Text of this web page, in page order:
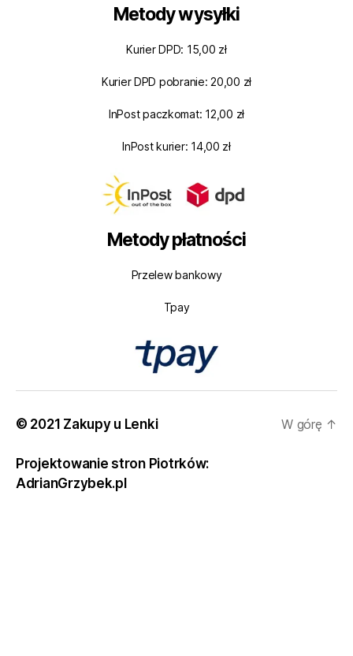
Metody wysyłki
Kurier DPD: 15,00 zł
Kurier DPD pobranie: 20,00 zł
InPost paczkomat: 12,00 zł
InPost kurier: 14,00 zł
Metody płatności
Przelew bankowy
Tpay
© 2021 Zakupy u Lenki
Projektowanie stron Piotrków:
AdrianGrzybek.pl
W górę ↑